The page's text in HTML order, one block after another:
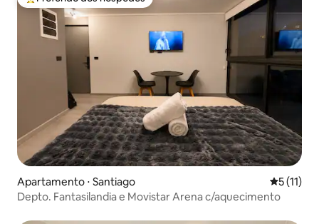
Entre os melhores preferidos dos hóspedes
Apartamento ⋅ Santiago 5 de uma
5 (11)
Depto. Fantasilandia e Movistar Arena c/aquecimento